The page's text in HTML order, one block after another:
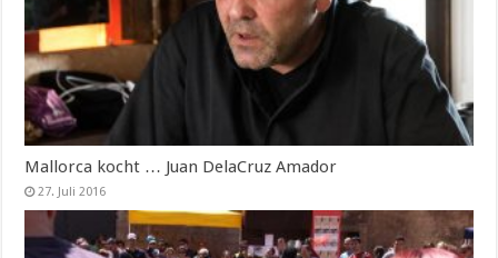
Mallorca kocht … Juan DelaCruz Amador
27. Juli 2016